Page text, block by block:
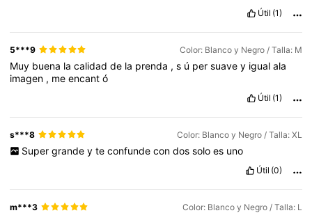
mprenloviene
talcualalafotoyesmuybonitoparacompartirlocontupareja,
etc
Útil (1)
5***9 Color: Blanco y Negro / Talla: M
Muy buena lacalidadde la prenda ,s ú persuavey igualala
imagen , meencantó
Útil (1)
s***8 Color: Blanco y Negro / Talla: XL
Super grande y te confunde con dos solo es uno
Útil (0)
m***3 Color: Blanco y Negro / Talla: L